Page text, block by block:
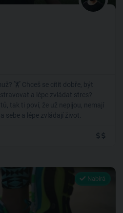
🏋️ Chceš se cítit dobře, být
a lépe zvládat stres?
tak ti poví, že už nepijou, nemají
sebe a lépe zvládají život.
Nabírá